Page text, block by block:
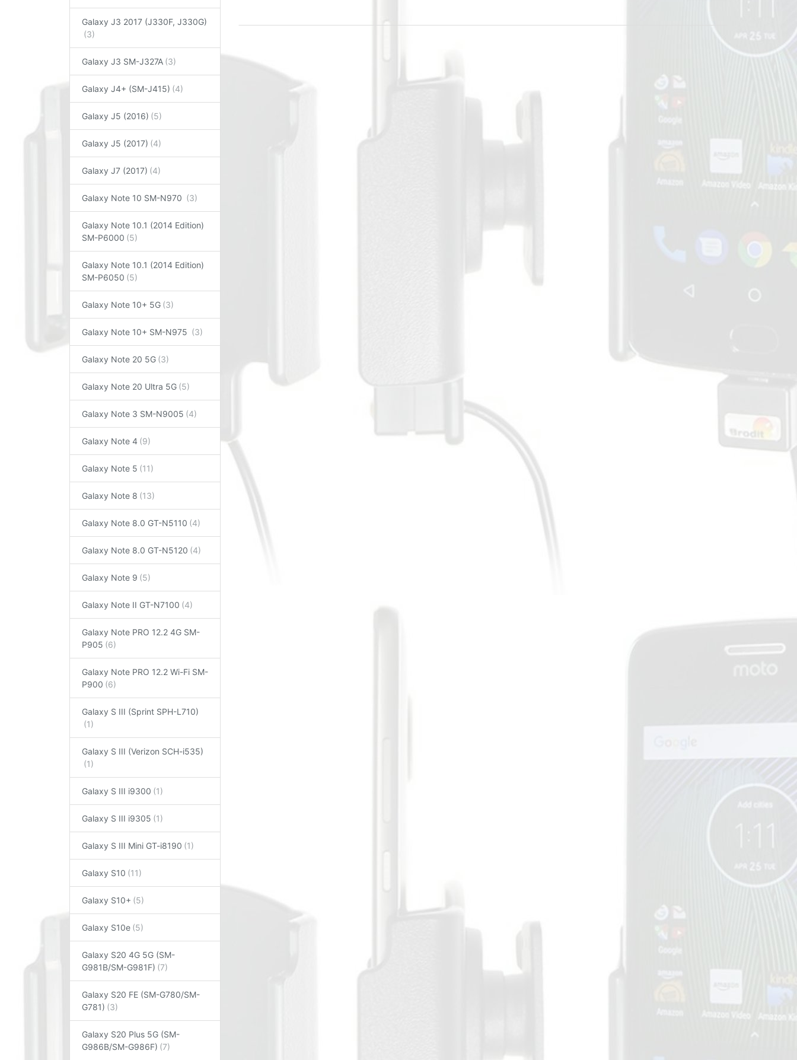
Galaxy J3 2017 (J330F, J330G)
Galaxy J3 SM-J327A
Galaxy J4+ (SM-J415)
Galaxy J5 (2016)
Galaxy J5 (2017)
Galaxy J7 (2017)
Galaxy Note 10 SM-N970
Galaxy Note 10.1 (2014 Edition)
SM-P6000
Galaxy Note 10.1 (2014 Edition)
SM-P6050
Galaxy Note 10+ 5G
Galaxy Note 10+ SM-N975
Galaxy Note 20 5G
Galaxy Note 20 Ultra 5G
Galaxy Note 3 SM-N9005
Galaxy Note 4
Galaxy Note 5
Galaxy Note 8
Galaxy Note 8.0 GT-N5110
Galaxy Note 8.0 GT-N5120
Galaxy Note 9
Galaxy Note II GT-N7100
Galaxy Note PRO 12.2 4G SM-
P905
Galaxy Note PRO 12.2 Wi-Fi SM-
P900
Galaxy S III (Sprint SPH-L710)
Galaxy S III (Verizon SCH-i535)
Galaxy S III i9300
Galaxy S III i9305
Galaxy S III Mini GT-i8190
Galaxy S10
Galaxy S10+
Galaxy S10e
Galaxy S20 4G 5G (SM-
G981B/SM-G981F)
Galaxy S20 FE (SM-G780/SM-
G781)
Galaxy S20 Plus 5G (SM-
G986B/SM-G986F)